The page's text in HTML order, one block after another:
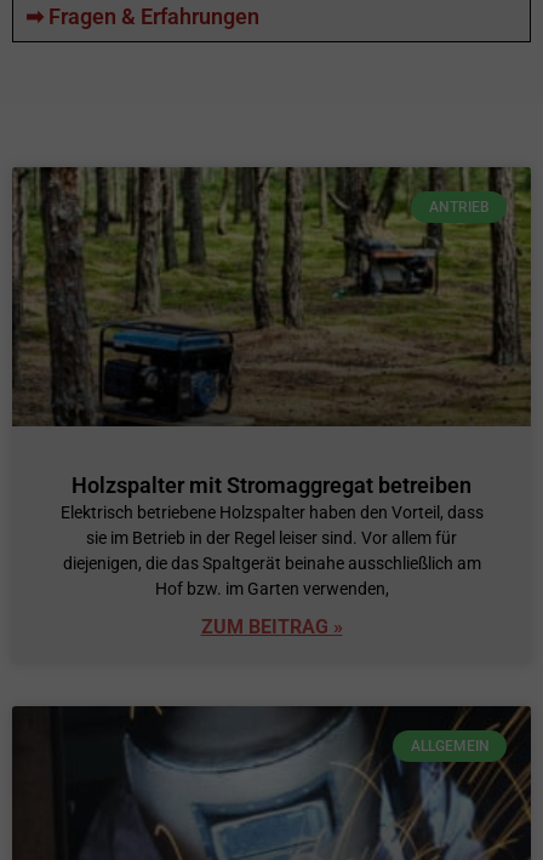
➡ Fragen & Erfahrungen
ANTRIEB
Holzspalter mit Stromaggregat betreiben
Elektrisch betriebene Holzspalter haben den Vorteil, dass
sie im Betrieb in der Regel leiser sind. Vor allem für
diejenigen, die das Spaltgerät beinahe ausschließlich am
Hof bzw. im Garten verwenden,
ZUM BEITRAG »
ALLGEMEIN